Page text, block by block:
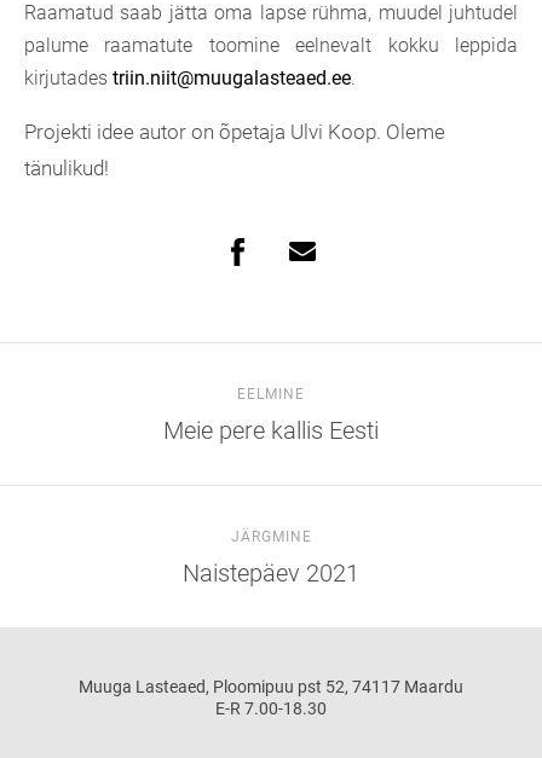
Raamatud saab jätta oma lapse rühma, muudel juhtudel
palume raamatute toomine eelnevalt kokku leppida
kirjutades triin.niit@muugalasteaed.ee.
Projekti idee autor on õpetaja Ulvi Koop. Oleme
tänulikud!
EELMINE
Meie pere kallis Eesti
JÄRGMINE
Naistepäev 2021
Muuga Lasteaed, Ploomipuu pst 52, 74117 Maardu
E-R 7.00-18.30